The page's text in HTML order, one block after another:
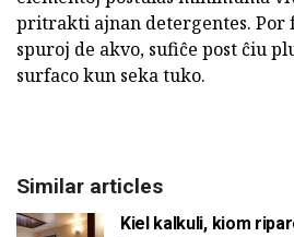
pritrakti ajnan detergentes.
spuroj de akvo, sufiĉe post ĉiu
surfaco kun seka tuko.
Similar articles
Kiel kalkuli, kiom